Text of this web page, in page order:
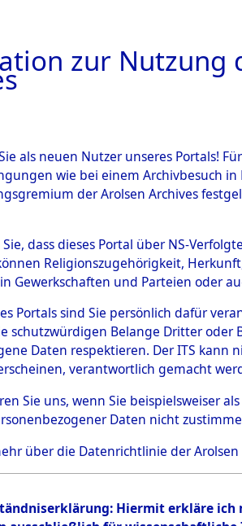
zur Nutzung
als neuen Nutzer unseres Portals!
wie bei einem Archivbesuch
der Arolsen Archives
dass dieses Portal über NS-
Religionszugehörigkeit,
Gewerkschaften und Parteien oder
Portals sind Sie persönlich dafür
schutzwürdigen Belange Dritter
Daten respektieren. Der ITS
verantwortlich gemacht
Sie uns, wenn Sie beispielsweiser
Daten nicht
über die Datenrichtlinie der Arolsen
Hiermit erkläre ich